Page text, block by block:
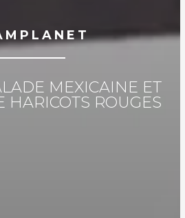
MEXICAINE ET
HARICOTS ROUGES